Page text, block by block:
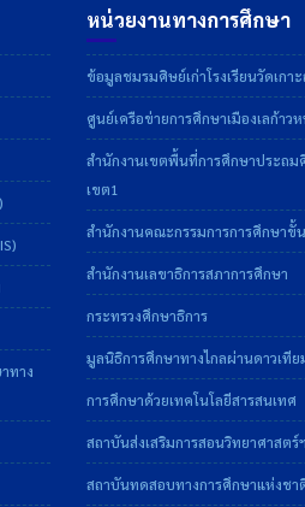
ทาง
หน่วยงานทางการศึกษา
ข้อมูลชมรมศิษย์เก่าโรงเรียนวัดเกาะ
ศูนย์เครือข่ายการศึกษาเมืองเลก้าว
สำนักงานเขตพื้นที่การศึกษาประถม
เขต1
สำนักงานคณะกรรมการการศึกษาขั้
สำนักงานเลขาธิการสภาการศึกษา
กระทรวงศึกษาธิการ
มูลนิธิการศึกษาทางไกลผ่านดาวเทีย
การศึกษาด้วยเทคโนโลยีสารสนเทศ
สถาบันส่งเสริมการสอนวิทยาศาสตร์ฯ
สถาบันทดสอบทางการศึกษาแห่งชา